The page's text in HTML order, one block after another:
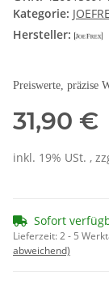
Kategorie:
Hersteller:
Preiswerte, präzise
31,90 €
inkl. 19% USt. ,
Sofort
Lieferzeit:2 - 5
abweichend)